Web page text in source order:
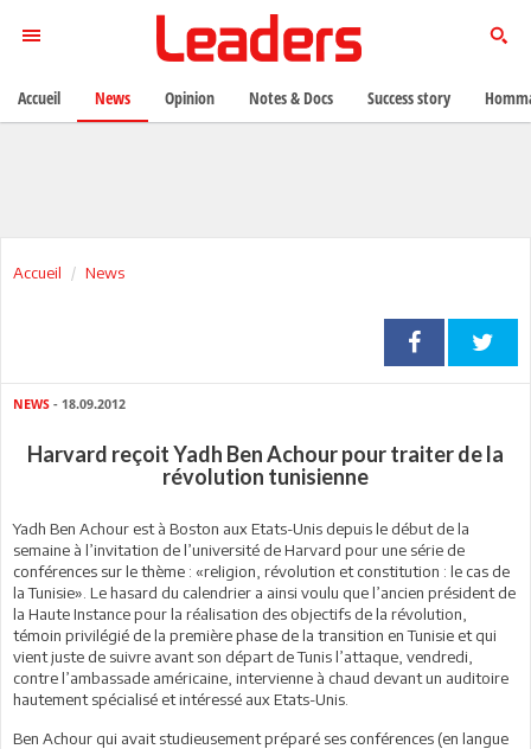
Accueil News
NEWS - 18.09.2012
Harvard reçoit Yadh Ben Achour pour traiter de la
révolution tunisienne
Yadh Ben Achour est à Boston aux Etats-Unis depuis le début de la
semaine à l’invitation de l’université de Harvard pour une série de
conférences sur le thème : «religion, révolution et constitution : le cas de
la Tunisie». Le hasard du calendrier a ainsi voulu que l’ancien président de
la Haute Instance pour la réalisation des objectifs de la révolution,
témoin privilégié de la première phase de la transition en Tunisie et qui
vient juste de suivre avant son départ de Tunis l’attaque, vendredi,
contre l’ambassade américaine, intervienne à chaud devant un auditoire
hautement spécialisé et intéressé aux Etats-Unis.
Ben Achour qui avait studieusement préparé ses conférences (en langue
Accueil News Opinion Notes & Docs Success story